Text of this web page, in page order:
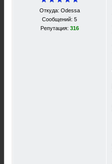
Откуда: Odessa
Сообщений: 5
Репутация: 316